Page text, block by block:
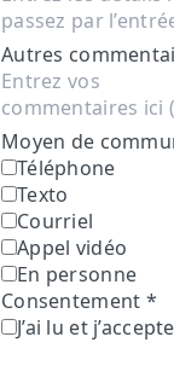
Autres
Moyen de
Téléphone
Texto
Courriel
Appel vidéo
En personne
Consentement *
J’ai lu et